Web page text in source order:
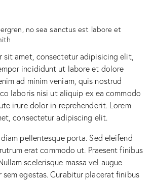
no sea sanctus est labore et
sit amet, consectetur adipisicing elit,
incididunt ut labore et dolore
ad minim veniam, quis nostrud
laboris nisi ut aliquip ex ea commodo
irure dolor in reprehenderit. Lorem
consectetur adipiscing elit.
pellentesque porta. Sed eleifend
erat commodo ut. Praesent finibus
scelerisque massa vel augue
egestas. Curabitur placerat finibus